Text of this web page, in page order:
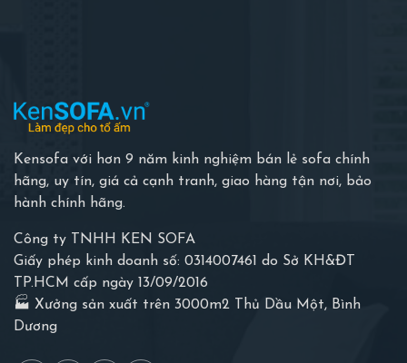
Kensofa với hơn 9 năm kinh nghiệm bán lẻ sofa chính
hãng, uy tín, giá cả cạnh tranh, giao hàng tận nơi, bảo
hành chính hãng.
Công ty TNHH KEN SOFA
Giấy phép kinh doanh số: 0314007461 do Sở KH&ĐT
TP.HCM cấp ngày 13/09/2016
🏭 Xưởng sản xuất trên 3000m2 Thủ Dầu Một, Bình
Dương